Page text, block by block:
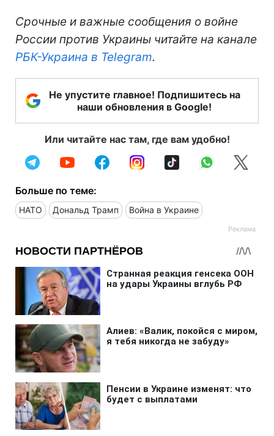
Срочные и важные сообщения о войне
России против Украины читайте на канале
РБК-Украина в Telegram.
Не упустите главное! Подпишитесь на
наши обновления в Google!
Или читайте нас там, где вам удобно!
Больше по теме:
НАТО Дональд Трамп Война в Украине